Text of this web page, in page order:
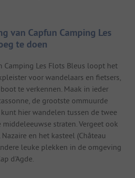
van Capfun Camping Les
te doen
Camping Les Flots Bleus loopt het
voor wandelaars en fietsers,
te verkennen. Maak in ieder
de grootste ommuurde
hier wandelen tussen de twee
straten. Vergeet ook
en het kasteel (Château
leuke plekken in de omgeving
d'Agde.